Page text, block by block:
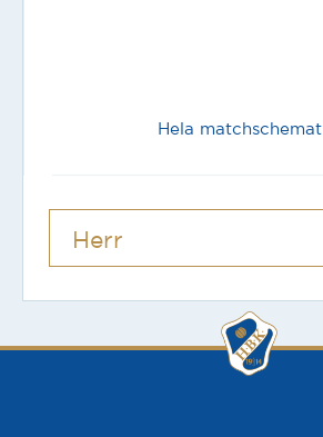
Hela matchschemat
Herr
Dam
Akademi